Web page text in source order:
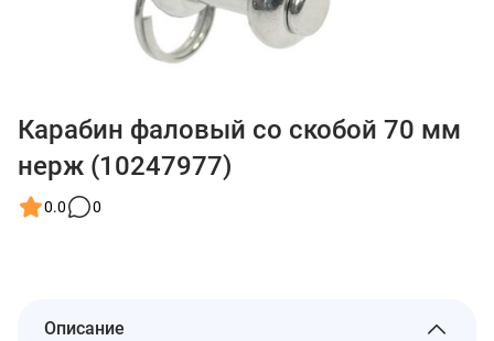
Карабин фаловый со скобой 70 мм
нерж (10247977)
0.0 0
Описание